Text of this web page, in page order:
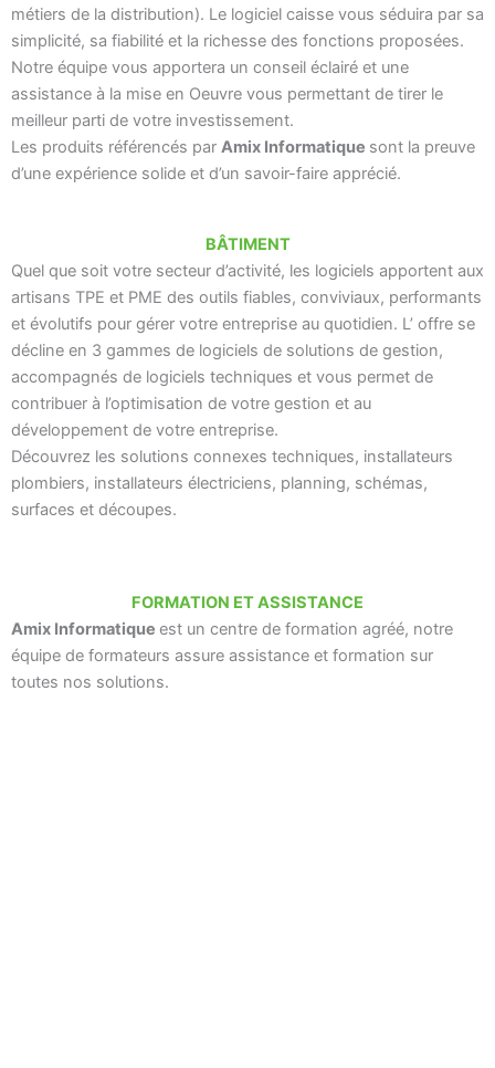
métiers de la distribution). Le logiciel caisse vous séduira par sa
simplicité, sa fiabilité et la richesse des fonctions proposées.
Notre équipe vous apportera un conseil éclairé et une
assistance à la mise en Oeuvre vous permettant de tirer le
meilleur parti de votre investissement.
Les produits référencés par Amix Informatique sont la preuve
d’une expérience solide et d’un savoir-faire apprécié.
BÂTIMENT
Quel que soit votre secteur d’activité, les logiciels apportent aux
artisans TPE et PME des outils fiables, conviviaux, performants
et évolutifs pour gérer votre entreprise au quotidien. L’ offre se
décline en 3 gammes de logiciels de solutions de gestion,
accompagnés de logiciels techniques et vous permet de
contribuer à l’optimisation de votre gestion et au
développement de votre entreprise.
Découvrez les solutions connexes techniques, installateurs
plombiers, installateurs électriciens, planning, schémas,
surfaces et découpes.
FORMATION ET ASSISTANCE
Amix Informatique est un centre de formation agréé, notre
équipe de formateurs assure assistance et formation sur
toutes nos solutions.